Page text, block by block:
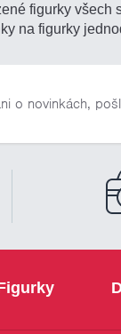
figurky
na figurky
o novinkách,